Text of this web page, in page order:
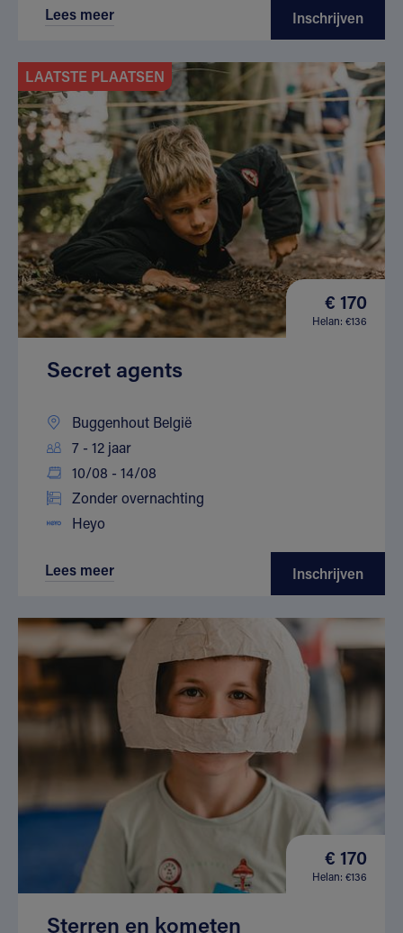
Lees meer Inschrijven
LAATSTE PLAATSEN
€ 170
Helan: €136
Secret agents
Buggenhout België
7 - 12 jaar
10/08 - 14/08
Zonder overnachting
Heyo
Lees meer Inschrijven
€ 170
Helan: €136
Sterren en kometen